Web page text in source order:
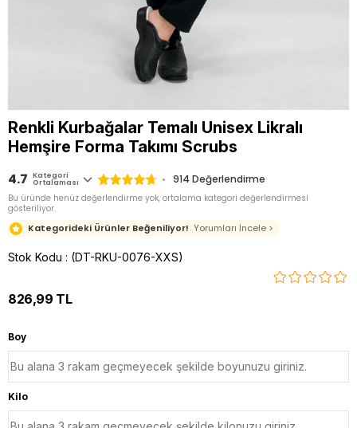
Renkli Kurbağalar Temalı Unisex Likralı
Hemşire Forma Takımı Scrubs
4.7 Kategori
Ortalaması 914 Değerlendirme
Bu üründe henüz değerlendirme yok, ortalama kategori değerlendirmesi
gösteriliyor.
Kategorideki Ürünler Beğeniliyor! Yorumları İncele >
Stok Kodu (DT-RKU-0076-XXS)
826,99 TL
Boy
Kilo